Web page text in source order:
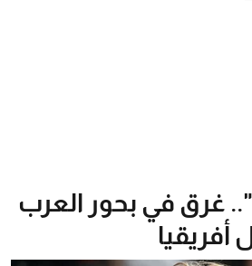
غرق في بحور العرب
أفريقيا